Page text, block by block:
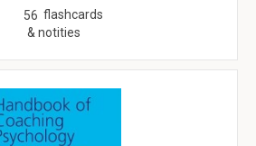
56 flashcards
& notities